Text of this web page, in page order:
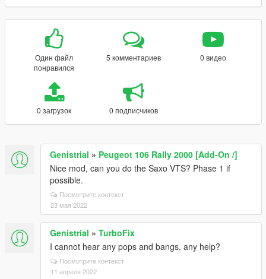
Один файл
понравился
5 комментариев 0 видео
0 загрузок 0 подписчиков
Genistrial » Peugeot 106 Rally 2000 [Add-On /]
Nice mod, can you do the Saxo VTS? Phase 1 if
possible.
Посмотрите контекст
23 мая 2022
Genistrial » TurboFix
I cannot hear any pops and bangs, any help?
Посмотрите контекст
11 апреля 2022